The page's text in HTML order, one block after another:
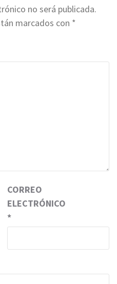
no será publicada.
marcados con *
CORREO
ELECTRÓNICO
*